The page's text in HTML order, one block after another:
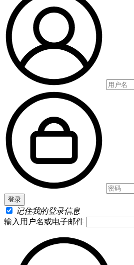
记住我的登录信息
输入用户名或电子邮件